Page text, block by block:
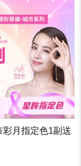
彩月指定色1副送